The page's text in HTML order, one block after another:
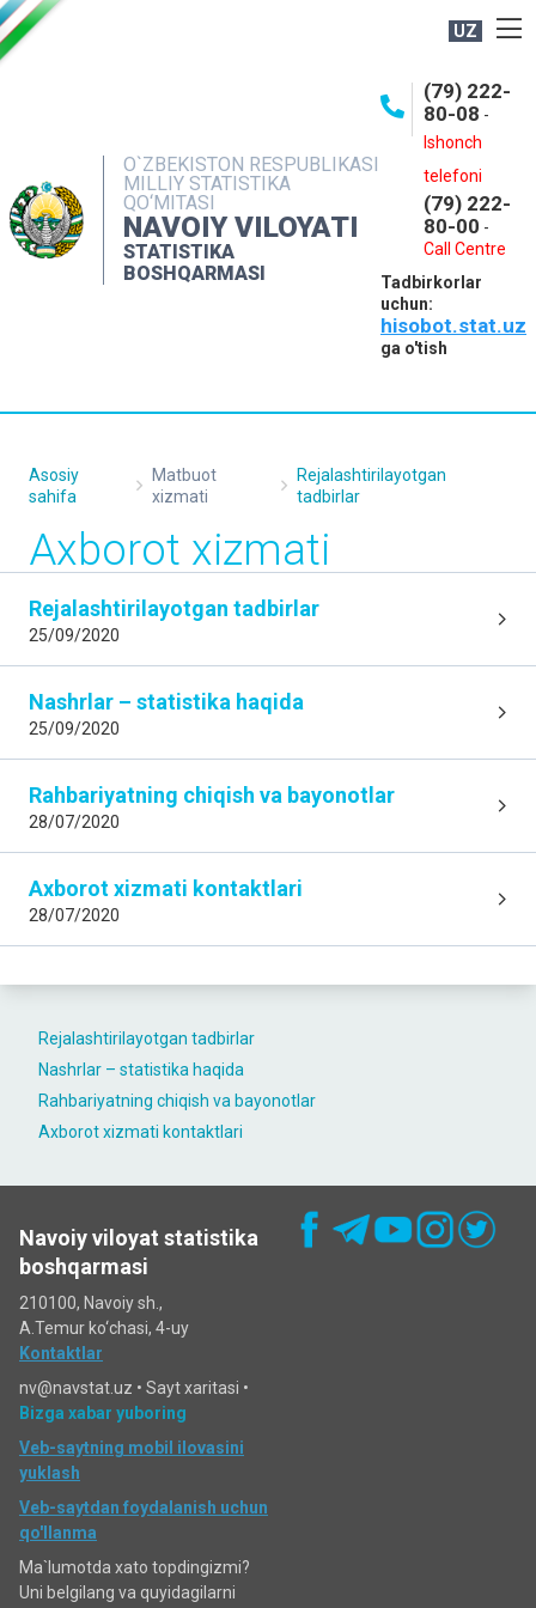
UZ
O`ZBEKISTON RESPUBLIKASI
MILLIY STATISTIKA
QO‘MITASI
NAVOIY VILOYATI
STATISTIKA
BOSHQARMASI
(79) 222-
80-08 -
Ishonch
telefoni
(79) 222-
80-00 -
Call Centre
Tadbirkorlar
uchun:
hisobot.stat.uz
ga o'tish
OCHIQ MA'LUMOTLAR
INTERAKTIV XIZMATLAR
MUROJAATLAR
Rejalashtirilayotgan tadbirlar
Nashrlar – statistika haqida
Rahbariyatning chiqish va bayonotlar
Axborot xizmati kontaktlari
Asosiy
sahifa
Matbuot
xizmati
Rejalashtirilayotgan
tadbirlar
Axborot xizmati
Rejalashtirilayotgan tadbirlar
25/09/2020
Nashrlar – statistika haqida
25/09/2020
Rahbariyatning chiqish va bayonotlar
28/07/2020
Axborot xizmati kontaktlari
28/07/2020
Navoiy viloyat statistika
boshqarmasi
210100, Navoiy sh.,
A.Temur ko‘chаsi, 4-uy
Kontaktlar
nv@navstat.uz • Sayt xaritasi •
Bizga xabar yuboring
Veb-saytning mobil ilovasini
yuklash
Veb-saytdan foydalanish uchun
qo'llanma
Ma`lumotda xato topdingizmi?
Uni belgilang va quyidagilarni